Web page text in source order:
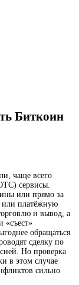
Биткоин
чаще всего
сервисы.
или прямо за
или платёжную
и вывод, а
«съест»
обращаться
сделку по
Но проверка
в этом случае
сильно